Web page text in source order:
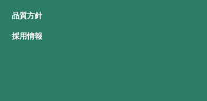
品質方針
採用情報